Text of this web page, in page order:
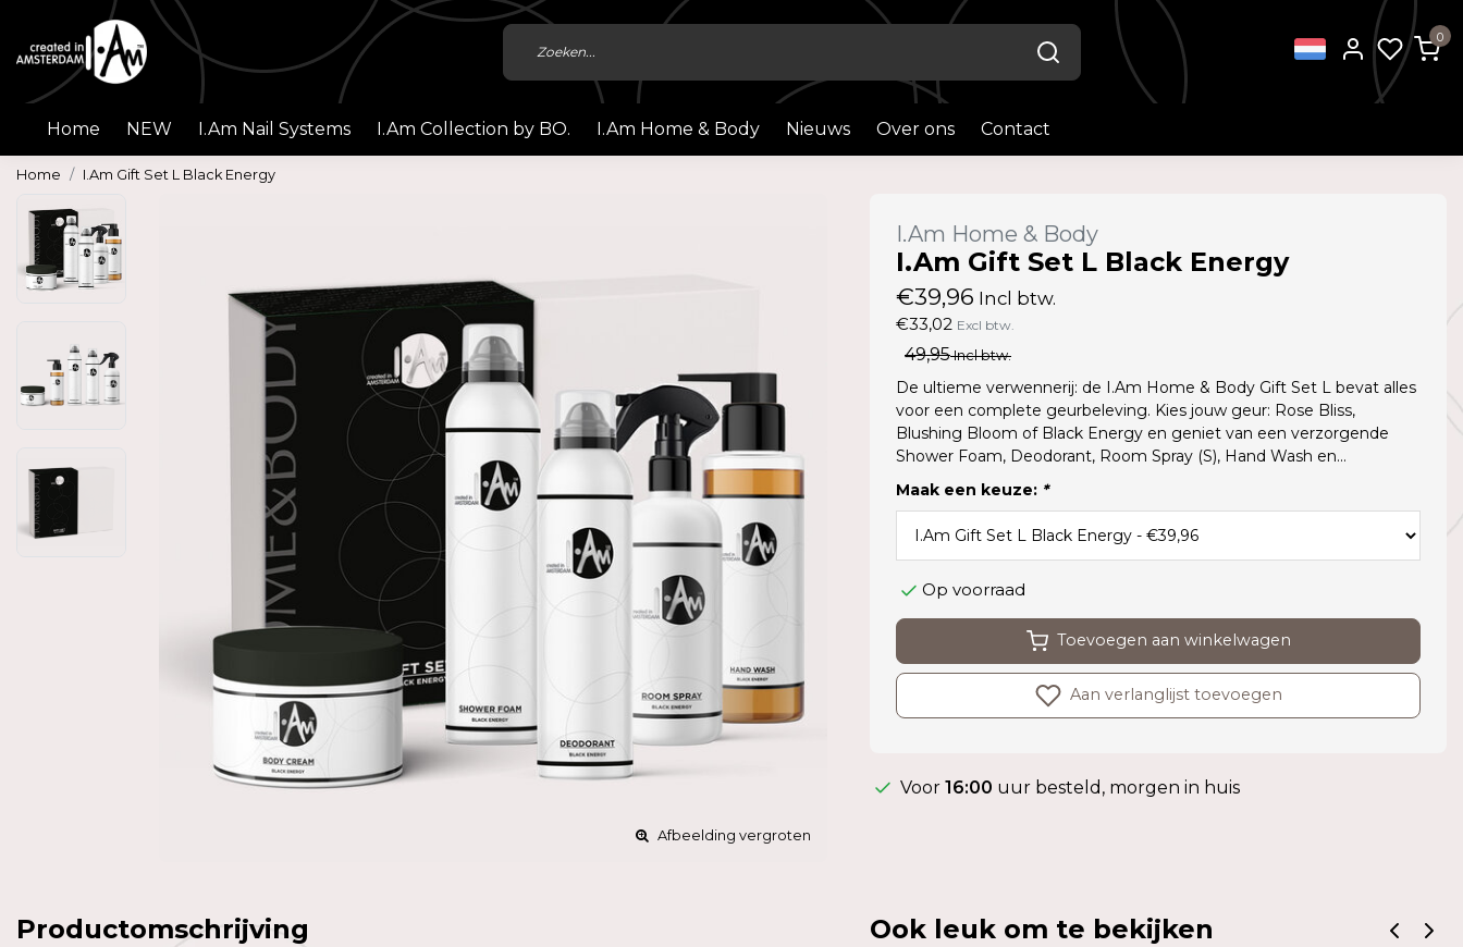
0
Home NEW I.Am Nail Systems I.Am Collection by BO. I.Am Home & Body Nieuws Over ons Contact
Home I.Am Gift Set L Black Energy
Afbeelding vergroten
I.Am Home & Body
I.Am Gift Set L Black Energy
€39,96 Incl btw.
€33,02 Excl btw.
49,95Incl btw.
De ultieme verwennerij: de I.Am Home & Body Gift Set L bevat alles
voor een complete geurbeleving. Kies jouw geur: Rose Bliss,
Blushing Bloom of Black Energy en geniet van een verzorgende
Shower Foam, Deodorant, Room Spray (S), Hand Wash en...
Maak een keuze: *
Op voorraad
Toevoegen aan winkelwagen
Aan verlanglijst toevoegen
Voor 16:00 uur besteld, morgen in huis
Productomschrijving Ook leuk om te bekijken